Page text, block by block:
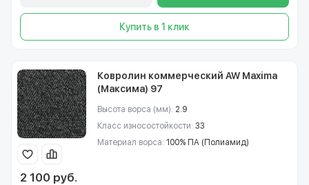
Купить в 1 клик
Ковролин коммерческий AW Maxima
(Максима) 97
Высота ворса (мм): 2.9
Класс износостойкости: 33
Материал ворса: 100% ПА (Полиамид)
2 100 руб.